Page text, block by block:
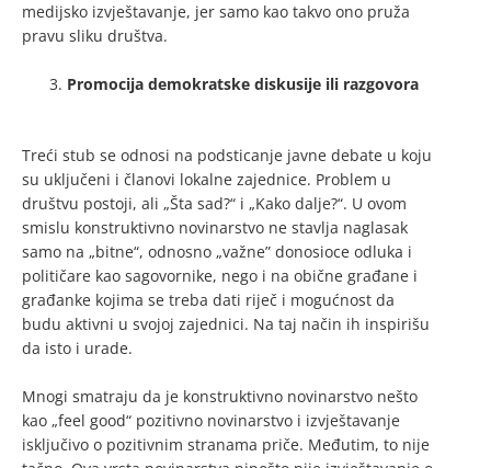
medijsko izvještavanje, jer samo kao takvo ono pruža
pravu sliku društva.
Promocija demokratske diskusije ili razgovora
Treći stub se odnosi na podsticanje javne debate u koju
su uključeni i članovi lokalne zajednice. Problem u
društvu postoji, ali „Šta sad?“ i „Kako dalje?“. U ovom
smislu konstruktivno novinarstvo ne stavlja naglasak
samo na „bitne“, odnosno „važne” donosioce odluka i
političare kao sagovornike, nego i na obične građane i
građanke kojima se treba dati riječ i mogućnost da
budu aktivni u svojoj zajednici. Na taj način ih inspirišu
da isto i urade.
Mnogi smatraju da je konstruktivno novinarstvo nešto
kao „feel good“ pozitivno novinarstvo i izvještavanje
isključivo o pozitivnim stranama priče. Međutim, to nije